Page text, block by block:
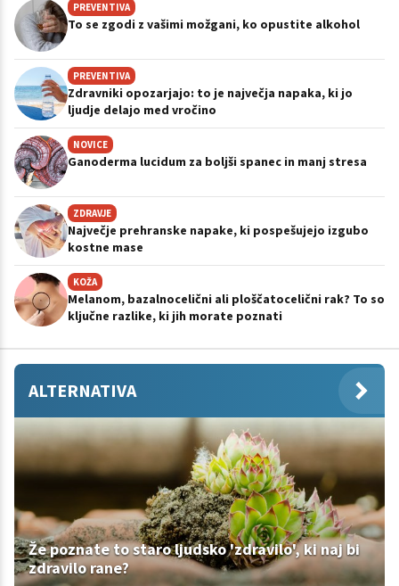
PREVENTIVA
To se zgodi z vašimi možgani, ko opustite alkohol
PREVENTIVA
Zdravniki opozarjajo: to je največja napaka, ki jo
ljudje delajo med vročino
NOVICE
Ganoderma lucidum za boljši spanec in manj stresa
ZDRAVJE
Največje prehranske napake, ki pospešujejo izgubo
kostne mase
KOŽA
Melanom, bazalnocelični ali ploščatocelični rak? To so
ključne razlike, ki jih morate poznati
ALTERNATIVA
Že poznate to staro ljudsko 'zdravilo', ki naj bi
zdravilo rane?